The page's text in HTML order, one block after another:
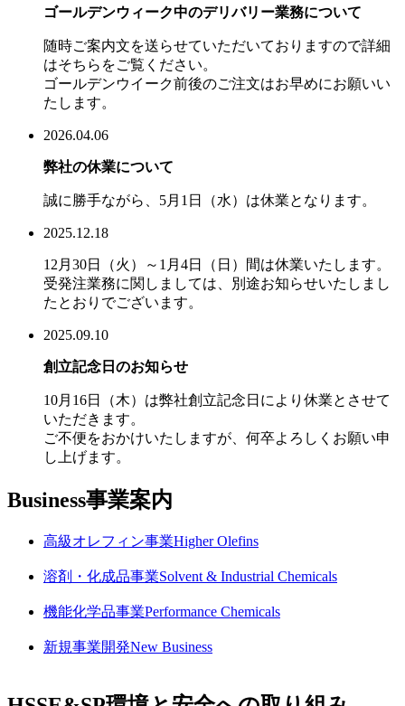
ゴールデンウィーク中のデリバリー業務について
随時ご案内文を送らせていただいておりますので詳細
はそちらをご覧ください。
ゴールデンウイーク前後のご注文はお早めにお願いい
たします。
2026.04.06
弊社の休業について
誠に勝手ながら、5月1日（水）は休業となります。
2025.12.18
12月30日（火）～1月4日（日）間は休業いたします。
受発注業務に関しましては、別途お知らせいたしまし
たとおりでございます。
2025.09.10
創立記念日のお知らせ
10月16日（木）は弊社創立記念日により休業とさせて
いただきます。
ご不便をおかけいたしますが、何卒よろしくお願い申
し上げます。
Business事業案内
高級オレフィン事業Higher Olefins
溶剤・化成品事業Solvent & Industrial Chemicals
機能化学品事業Performance Chemicals
新規事業開発New Business